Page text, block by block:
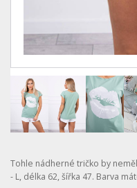
Tohle nádherné tričko by
- L, délka 62, šířka 47. Barva